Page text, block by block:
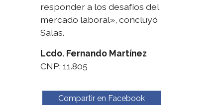
responder a los desafíos del
mercado laboral», concluyó
Salas.
Lcdo. Fernando Martínez
CNP: 11.805
Compartir en Facebook